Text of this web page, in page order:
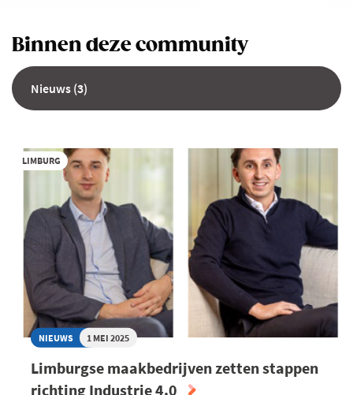
Binnen deze community
Nieuws (3)
LIMBURG
NIEUWS 1 MEI 2025
Limburgse maakbedrijven zetten stappen
richting Industrie 4.0